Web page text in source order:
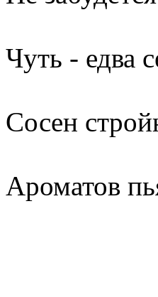
Чуть - едва
Сосен
Ароматов